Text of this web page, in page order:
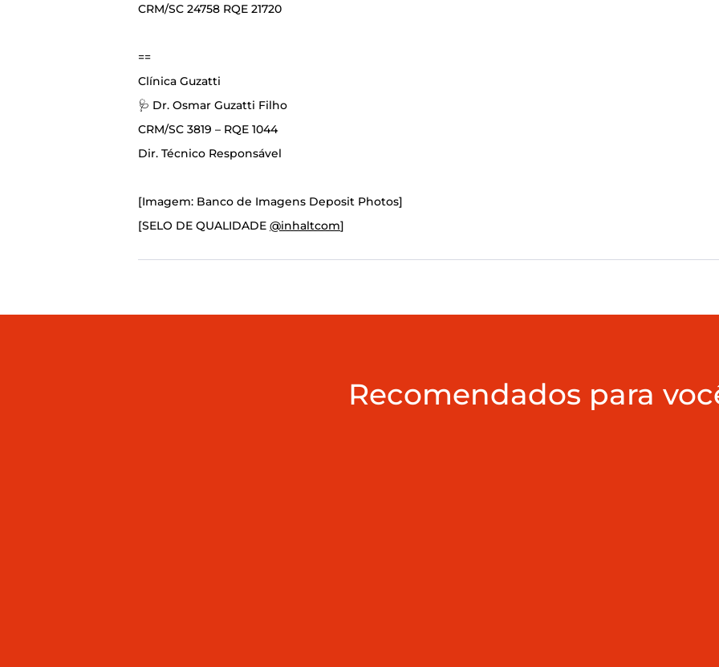
CRM/SC 24758 RQE 21720
==
Clí­ni­ca Guzat­ti
🩺 Dr. Osmar Guzat­ti Filho
CRM/SC 3819 – RQE 1044
Dir. Téc­ni­co Res­pon­sá­vel
[Ima­gem: Ban­co de Ima­gens Depo­sit Pho­tos]
[SELO DE QUALIDADE @inhaltcom]
Recomendados para